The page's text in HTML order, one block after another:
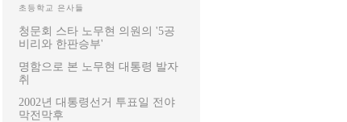
초등학교 은사들
청문회 스타 노무현 의원의 '5공
비리와 한판승부'
명함으로 본 노무현 대통령 발자
취
2002년 대통령선거 투표일 전야
막전막후